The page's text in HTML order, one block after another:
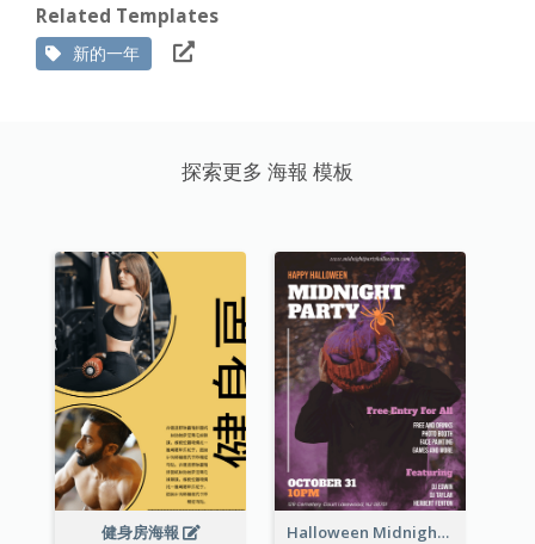
Related Templates
新的一年
探索更多 海報 模板
健身房海報 Halloween Midnight Party Poster